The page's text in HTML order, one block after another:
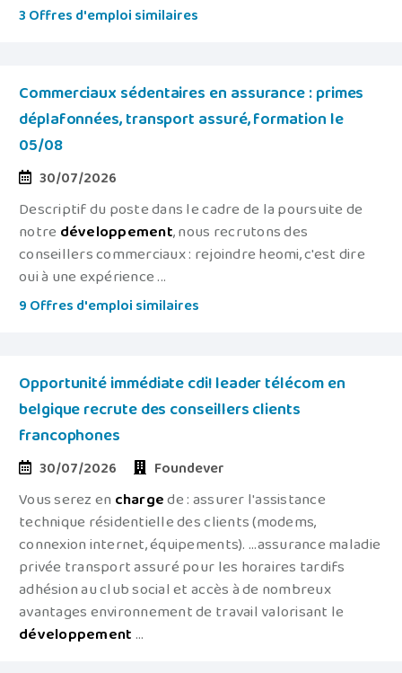
3 Offres d'emploi similaires
Commerciaux sédentaires en assurance : primes
déplafonnées, transport assuré, formation le
05/08
30/07/2026
Descriptif du poste dans le cadre de la poursuite de
notre développement, nous recrutons des
conseillers commerciaux : rejoindre heomi, c'est dire
oui à une expérience ...
9 Offres d'emploi similaires
Opportunité immédiate cdi! leader télécom en
belgique recrute des conseillers clients
francophones
30/07/2026 Foundever
Vous serez enchargede : assurer l'assistance
technique résidentielle des clients (modems,
connexion internet, équipements). ...assurance maladie
privée transport assuré pour les horaires tardifs
adhésion au club social et accès à de nombreux
avantages environnement de travail valorisant le
développement ...